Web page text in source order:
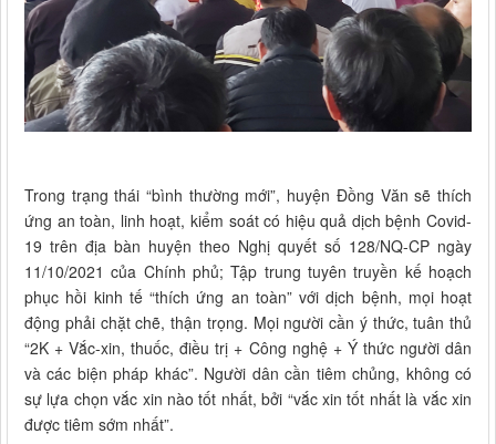
Trong trạng thái “bình thường mới”, huyện Đồng Văn sẽ thích
ứng an toàn, linh hoạt, kiểm soát có hiệu quả dịch bệnh Covid-
19 trên địa bàn huyện theo Nghị quyết số 128/NQ-CP ngày
11/10/2021 của Chính phủ; Tập trung tuyên truyền kế hoạch
phục hồi kinh tế “thích ứng an toàn” với dịch bệnh, mọi hoạt
động phải chặt chẽ, thận trọng. Mọi người cần ý thức, tuân thủ
“2K + Vắc-xin, thuốc, điều trị + Công nghệ + Ý thức người dân
và các biện pháp khác”. Người dân cần tiêm chủng, không có
sự lựa chọn vắc xin nào tốt nhất, bởi “vắc xin tốt nhất là vắc xin
được tiêm sớm nhất”.